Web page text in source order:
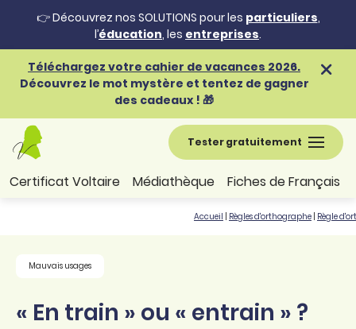
👉 Découvrez nos SOLUTIONS pour les particuliers,
l’éducation, les entreprises.
Téléchargez votre cahier de vacances 2026.
Découvrez le mot mystère et tentez de gagner
des cadeaux ! 🎁
Tester gratuitement
Certificat Voltaire Médiathèque Fiches de Français
Accueil Règles d'orthographe Règle
Mauvais usages
« En train » ou « entrain » ?